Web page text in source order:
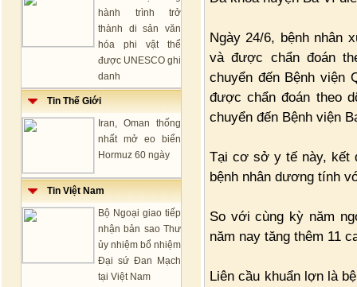
hành trình trở
thành di sản văn
hóa phi vật thể
được UNESCO ghi
danh
Tin Thế Giới
Iran, Oman thống
nhất mở eo biển
Hormuz 60 ngày
Tin Việt Nam
Bộ Ngoại giao tiếp
nhận bản sao Thư
ủy nhiệm bổ nhiệm
Đại sứ Đan Mạch
tại Việt Nam
Ngày 24/6, bệnh nhân
và được chẩn đoán
chuyển đến Bệnh viện
được chẩn đoán theo
chuyển đến Bệnh viện
Tại cơ sở y tế này, kết
bệnh nhân dương tính
So với cùng kỳ năm
năm nay tăng thêm 11
Liên cầu khuẩn lợn là